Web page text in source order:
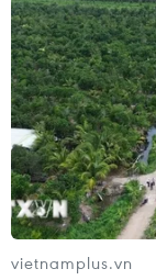
30/07/2019 13:38
Một nam thanh
nhà rồi châm
nhà, gồm hai
khói.
vietnamplus.vn